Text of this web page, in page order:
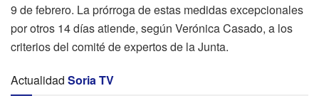
9 de febrero. La prórroga de estas medidas excepcionales
por otros 14 días atiende, según Verónica Casado, a los
criterios del comité de expertos de la Junta.
Actualidad Soria TV